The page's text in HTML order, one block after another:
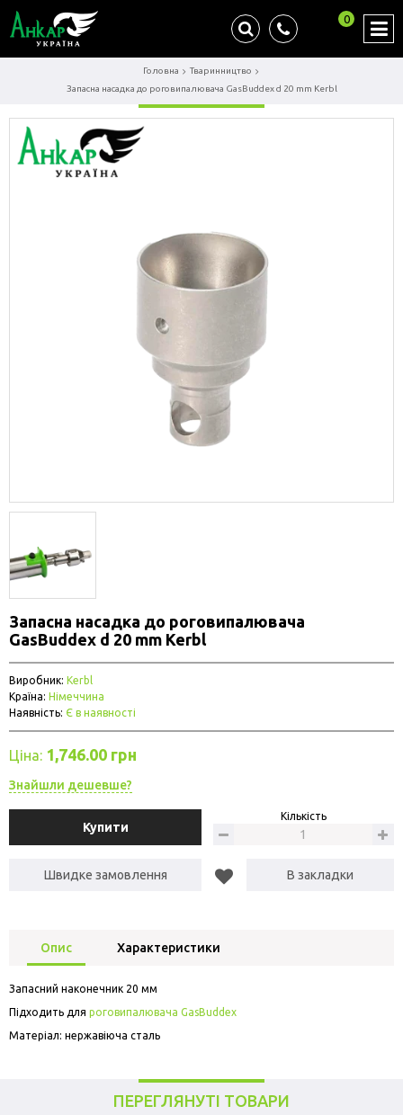
0
Головна
Тваринництво
Запасна насадка до роговипалювача GasBuddex d 20 mm Kerbl
Запасна насадка до роговипалювача
GasBuddex d 20 mm Kerbl
Виробник: Kerbl
Країна: Німеччина
Наявність: Є в наявності
Ціна: 1,746.00 грн
Знайшли дешевше?
Купити
Кількість
Швидке замовлення В закладки
Опис Характеристики
Запасний наконечник 20 мм
Підходить для роговипалювача GasBuddex
Матеріал: нержавіюча сталь
ПЕРЕГЛЯНУТІ ТОВАРИ